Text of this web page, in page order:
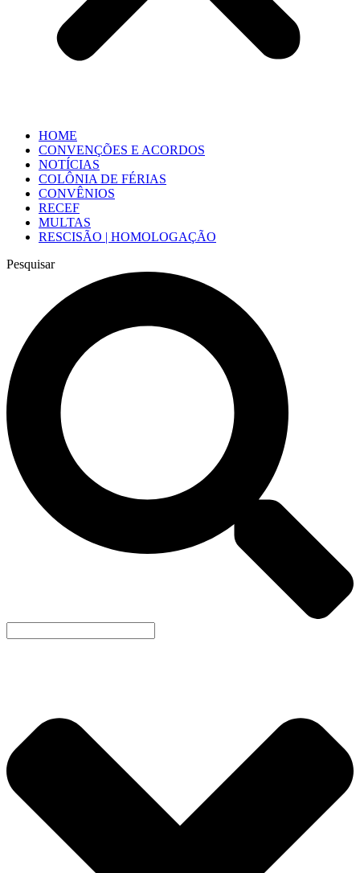
HOME
CONVENÇÕES E ACORDOS
NOTÍCIAS
COLÔNIA DE FÉRIAS
CONVÊNIOS
RECEF
MULTAS
RESCISÃO | HOMOLOGAÇÃO
Pesquisar